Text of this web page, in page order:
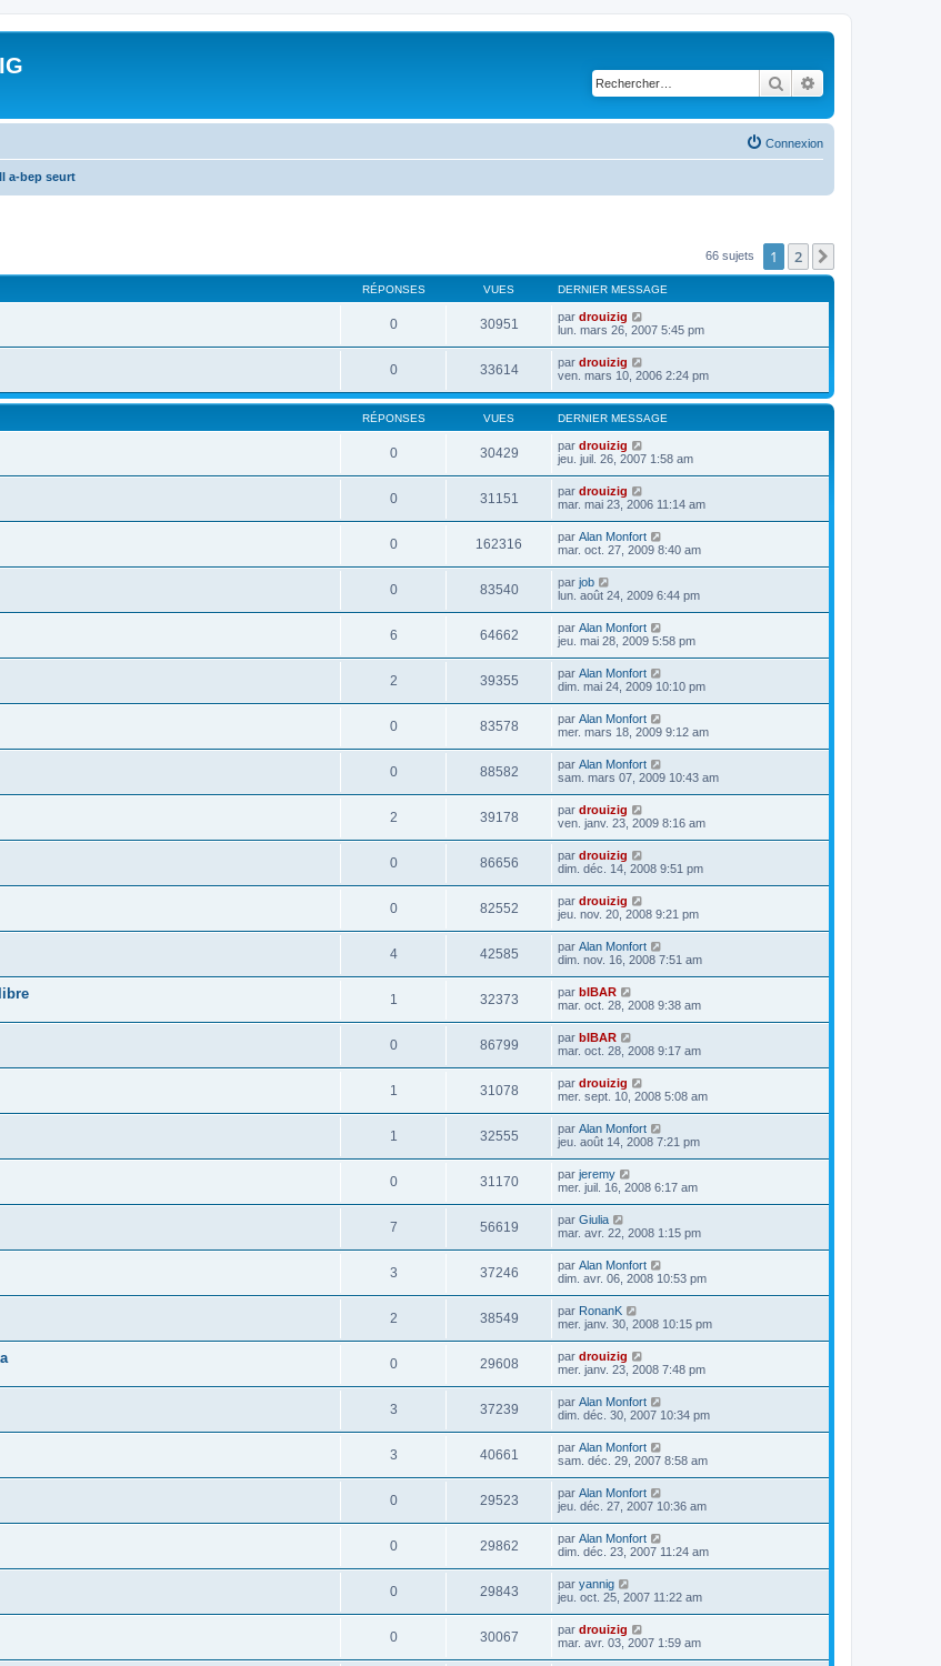
Rechercher
Connexion
a-bep seurt
66 sujets 1 2
RÉPONSES VUES DERNIER MESSAGE
0 30951 par drouizig
lun. mars 26, 2007 5:45 pm
0 33614 par drouizig
ven. mars 10, 2006 2:24 pm
RÉPONSES VUES DERNIER MESSAGE
0 30429 par drouizig
jeu. juil. 26, 2007 1:58 am
0 31151 par drouizig
mar. mai 23, 2006 11:14 am
0 162316 par Alan Monfort
mar. oct. 27, 2009 8:40 am
0 83540 par job
lun. août 24, 2009 6:44 pm
6 64662 par Alan Monfort
jeu. mai 28, 2009 5:58 pm
2 39355 par Alan Monfort
dim. mai 24, 2009 10:10 pm
0 83578 par Alan Monfort
mer. mars 18, 2009 9:12 am
0 88582 par Alan Monfort
sam. mars 07, 2009 10:43 am
2 39178 par drouizig
ven. janv. 23, 2009 8:16 am
0 86656 par drouizig
dim. déc. 14, 2008 9:51 pm
0 82552 par drouizig
jeu. nov. 20, 2008 9:21 pm
4 42585 par Alan Monfort
dim. nov. 16, 2008 7:51 am
1 32373 par bIBAR
mar. oct. 28, 2008 9:38 am
0 86799 par bIBAR
mar. oct. 28, 2008 9:17 am
1 31078 par drouizig
mer. sept. 10, 2008 5:08 am
1 32555 par Alan Monfort
jeu. août 14, 2008 7:21 pm
0 31170 par jeremy
mer. juil. 16, 2008 6:17 am
7 56619 par Giulia
mar. avr. 22, 2008 1:15 pm
3 37246 par Alan Monfort
dim. avr. 06, 2008 10:53 pm
2 38549 par RonanK
mer. janv. 30, 2008 10:15 pm
0 29608 par drouizig
mer. janv. 23, 2008 7:48 pm
3 37239 par Alan Monfort
dim. déc. 30, 2007 10:34 pm
3 40661 par Alan Monfort
sam. déc. 29, 2007 8:58 am
0 29523 par Alan Monfort
jeu. déc. 27, 2007 10:36 am
0 29862 par Alan Monfort
dim. déc. 23, 2007 11:24 am
0 29843 par yannig
jeu. oct. 25, 2007 11:22 am
0 30067 par drouizig
mar. avr. 03, 2007 1:59 am